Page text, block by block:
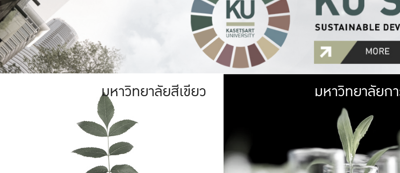
มหาวิทยาลัยสีเขียว มห
เกษตรศาส
เป็นป่
เกษตรในเมือง
ที่นับ
มหาวิทยาลัยก